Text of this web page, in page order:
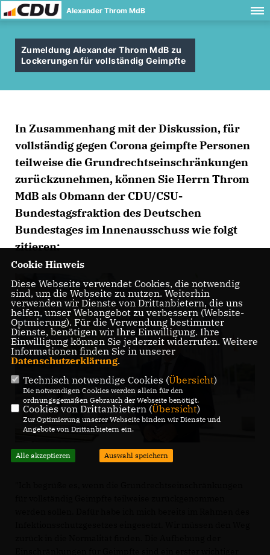
Alexander Throm MdB
Zumeldung Alexander Throm MdB zu
Lockerungen für vollständig Geimpfte
In Zusammenhang mit der Diskussion, für
vollständig gegen Corona geimpfte Personen
teilweise die Grundrechtseinschränkungen
zurückzunehmen, können Sie Herrn Throm
MdB als Obmann der CDU/CSU-
Bundestagsfraktion des Deutschen
Bundestages im Innenausschuss wie folgt
zitieren:
Cookie Hinweis
Diese Webseite verwendet Cookies, die notwendig
sind, um die Webseite zu nutzen. Weiterhin
verwenden wir Dienste von Drittanbietern, die uns
helfen, unser Webangebot zu verbessern (Website-
Optmierung). Für die Verwendung bestimmter
Dienste, benötigen wir Ihre Einwilligung. Ihre
Einwilligung können Sie jederzeit widerrufen. Weitere
Informationen finden Sie in unserer
Datenschutzerklärung.
Technisch notwendige Cookies (Übersicht)
Die notwendigen Cookies werden allein für den
ordnungsgemäßen Gebrauch der Webseite benötigt.
Cookies von Drittanbietern (Übersicht)
Zur Optimierung unserer Webseite binden wir Dienste und
Angebote von Drittanbietern ein.
Alle akzeptieren Auswahl speichern